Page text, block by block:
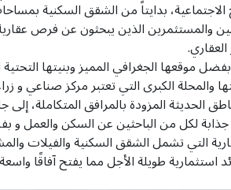
بدايتاً من الشقق السكنية
والمستثمرين الذين يبحثون عن فرص
بفضل موقعها الجغرافي المميز وبنيتها
الكبرى التي تعتبر مركز صناعي و
المزودة بالمرافق المتكاملة، إلى
لكل من الباحثين عن السكن والعمل و
التي تشمل الشقق السكنية والفيلات
استثمارية طويلة الأجل مما يفتح آفاقًا